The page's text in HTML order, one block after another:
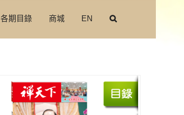
各期目錄 商城 EN